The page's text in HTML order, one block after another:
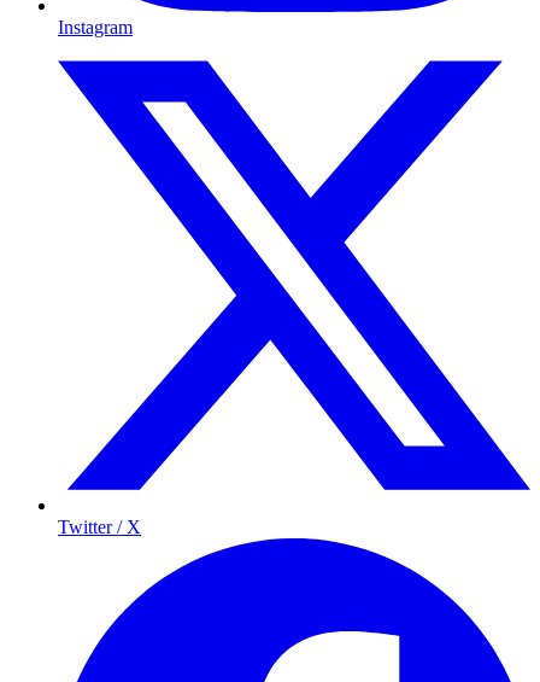
Instagram
Twitter / X